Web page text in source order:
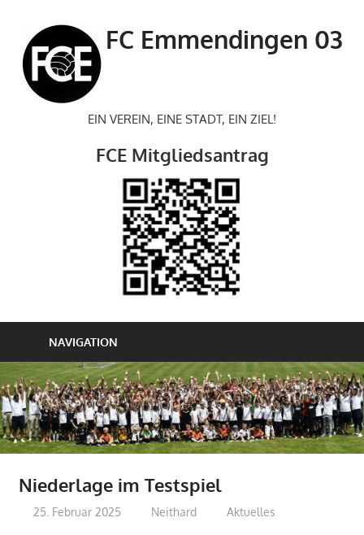
springen
FC Emmendingen 03
EIN VEREIN, EINE STADT, EIN ZIEL!
FCE Mitgliedsantrag
NAVIGATION
Niederlage im Testspiel
25. Februar 2025 Neithard Aktuelles